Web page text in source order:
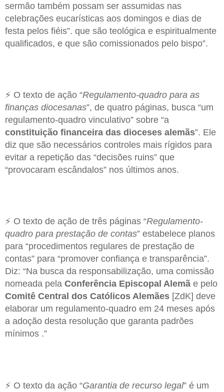
sermão também possam ser assumidas nas
celebrações eucarísticas aos domingos e dias de
festa pelos fiéis”. que são teológica e espiritualmente
qualificados, e que são comissionados pelo bispo”.
⚡ O texto de ação “Regulamento-quadro para as
finanças diocesanas”, de quatro páginas, busca “um
regulamento-quadro vinculativo” sobre “a
constituição financeira das dioceses alemãs”. Ele
diz que são necessários controles mais rígidos para
evitar a repetição das “decisões ruins” que
“provocaram escândalos” nos últimos anos.
⚡ O texto de ação de três páginas “Regulamento-
quadro para prestação de contas” estabelece planos
para “procedimentos regulares de prestação de
contas” para “promover confiança e transparência”.
Diz: “Na busca da responsabilização, uma comissão
nomeada pela Conferência Episcopal Alemã e pelo
Comitê Central dos Católicos Alemães [ZdK] deve
elaborar um regulamento-quadro em 24 meses após
a adoção desta resolução que garanta padrões
mínimos .”
⚡ O texto da ação “Garantia de recurso legal” é um